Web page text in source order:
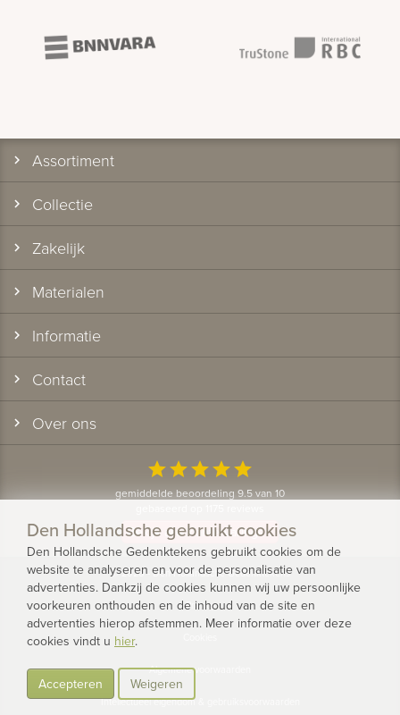
Assortiment
Collectie
Zakelijk
Materialen
Informatie
Contact
Over ons
starstarstarstarstar
gemiddelde beoordeling 9.5 van 10
Bekijk alle klantervaringen
© 2026 - Den Hollandsche Gedenktekens
Privacy
Algemene voorwaarden
Intellectueel eigendom & gebruiksvoorwaarden
Den Hollandsche gebruikt cookies
Den Hollandsche Gedenktekens gebruikt cookies om de
website te analyseren en voor de personalisatie van
advertenties. Dankzij de cookies kunnen wij uw persoonlijke
voorkeuren onthouden en de inhoud van de site en
advertenties hierop afstemmen. Meer informatie over deze
cookies vindt u hier.
Accepteren Weigeren